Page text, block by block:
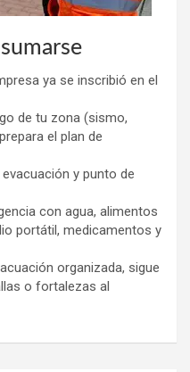
ya se inscribió en el
de tu zona (sismo,
el plan de
y punto de
con agua, alimentos
portátil, medicamentos y
organizada, sigue
o fortalezas al